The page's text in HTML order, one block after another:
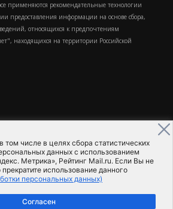
том числе в целях сбора статистических
данных с использованием
Метрика», Рейтинг Mail.ru. Если Вы не
использование данного
персональных данных)
Согласен
применяются рекомендательные технологии
предоставления информации на основе сбора,
относящихся к предпочтениям
находящихся на территории Российской
агентство МедиаПоток
Пользовательское соглашение
персональных данных